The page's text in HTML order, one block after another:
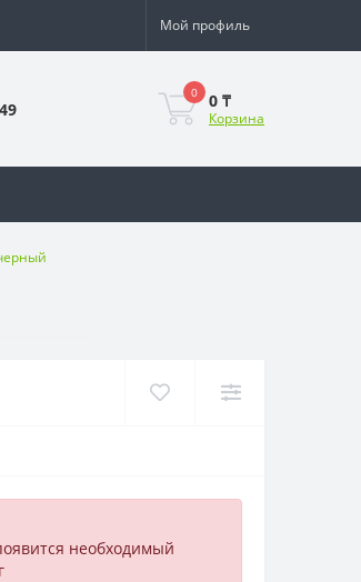
Мой профиль
0 0 ₸
Корзина
необходимый